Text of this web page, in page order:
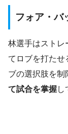
フォア・バ
林選手はストレ
てロブを打たせ
ブの選択肢を制
て試合を掌握し